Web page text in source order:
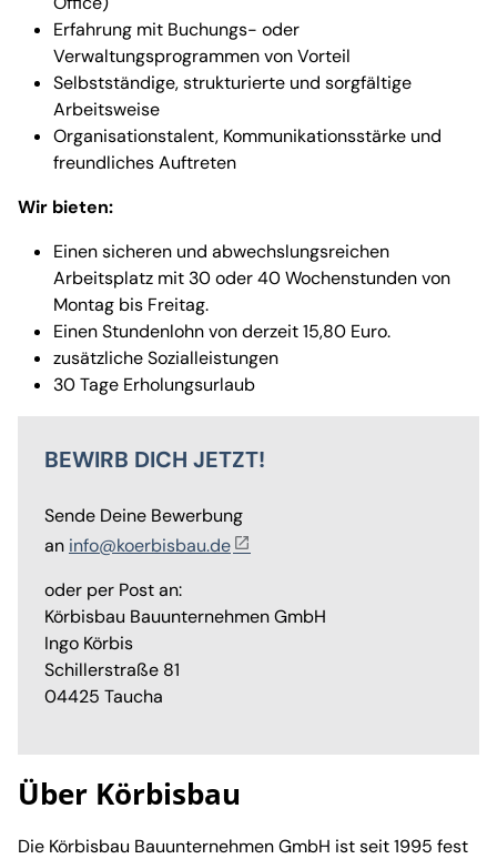
Erfahrung mit Buchungs- oder
Verwaltungsprogrammen von Vorteil
Selbstständige, strukturierte und sorgfältige
Arbeitsweise
Organisationstalent, Kommunikationsstärke und
freundliches Auftreten
Wir bieten:
Einen sicheren und abwechslungsreichen
Arbeitsplatz mit 30 oder 40 Wochenstunden von
Montag bis Freitag.
Einen Stundenlohn von derzeit 15,80 Euro.
zusätzliche Sozialleistungen
30 Tage Erholungsurlaub
BEWIRB DICH JETZT!
Sende Deine Bewerbung
an info@koerbisbau.de
oder per Post an:
Körbisbau Bauunternehmen GmbH
Ingo Körbis
Schillerstraße 81
04425 Taucha
Über Körbisbau
Die Körbisbau Bauunternehmen GmbH ist seit 1995 fest